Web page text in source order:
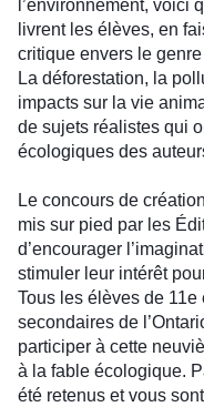
l’environnement, voici
livrent les élèves, en
critique envers le
La déforestation, la
impacts sur la vie
de sujets réalistes qui
écologiques des
Le concours de
mis sur pied par les
d’encourager
stimuler leur intérêt
Tous les élèves de
secondaires de
participer à cette
à la fable écologique.
été retenus et vous